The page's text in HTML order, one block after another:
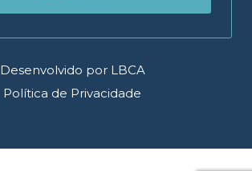
Desenvolvido por LBCA
Política de Privacidade